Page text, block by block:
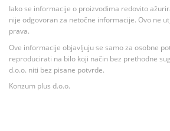
Iako se informacije o proizvodima redovito
nije odgovoran za netočne informacije. Ovo ne
prava.
Ove informacije objavljuju se samo za osobne
reproducirati na bilo koji način bez prethodne
d.o.o. niti bez pisane potvrde.
Konzum plus d.o.o.